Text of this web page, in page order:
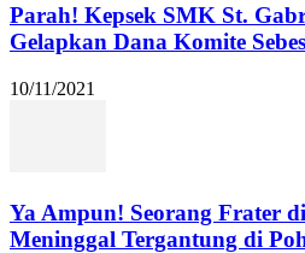
Parah! Kepsek SMK St.
Gelapkan Dana Komite
10/11/2021
Ya Ampun! Seorang Frater
Meninggal Tergantung di